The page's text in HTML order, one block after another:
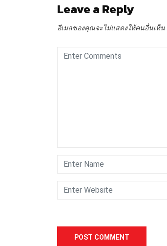
Leave a Reply
อีเมลของคุณจะไม่แสดงให้คนอื่นเห็น